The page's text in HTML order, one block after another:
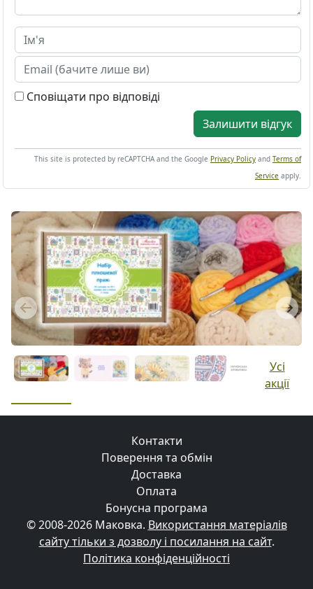
Сповіщати про відповіді
Залишити відгук
This site is protected by reCAPTCHA and the Google Privacy Policy and Terms of
Service apply.
Previous Next
Усі
акції
Контакти
Поверення та обмін
Доставка
Оплата
Бонусна програма
© 2008-2026 Маковка. Використання матеріалів
сайту тільки з дозволу і посилання на сайт.
Політика конфіденційності